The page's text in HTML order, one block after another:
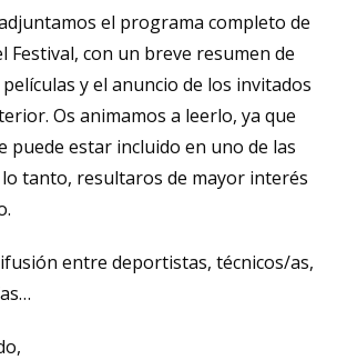
el programa completo de
Festival, con un breve resumen de
y el anuncio de los invitados
Os animamos a leerlo, ya que
puede estar incluido en uno de las
tanto, resultaros de mayor interés
entre deportistas, técnicos/as,